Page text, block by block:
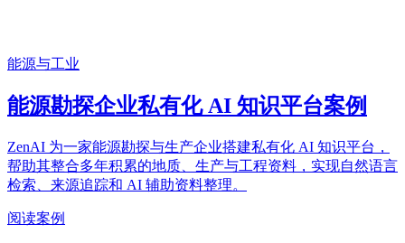
能源与工业
能源勘探企业私有化 AI 知识平台案例
ZenAI 为一家能源勘探与生产企业搭建私有化 AI 知识平台，
帮助其整合多年积累的地质、生产与工程资料，实现自然语言
检索、来源追踪和 AI 辅助资料整理。
阅读案例